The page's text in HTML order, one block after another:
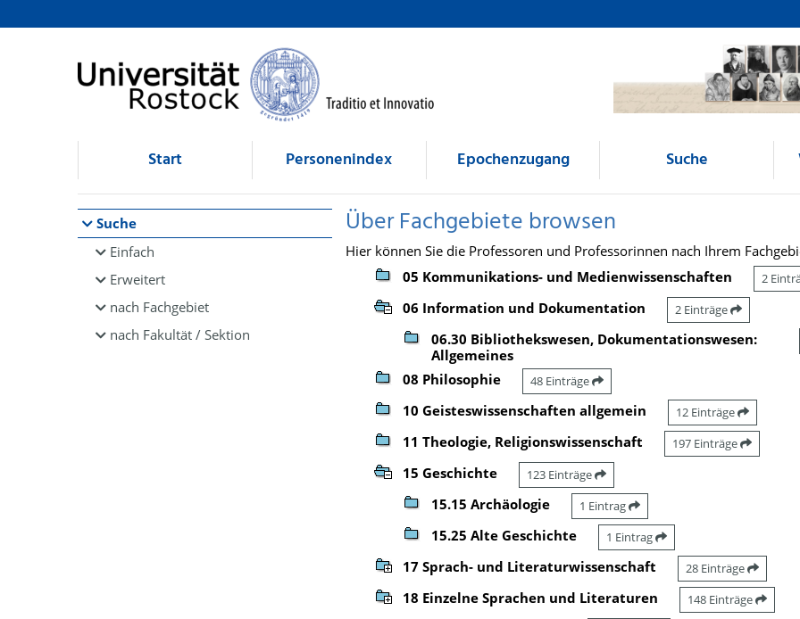
Browsen
direkt zum Inhalt
Start Personenindex Epochenzugang Suche
Suche
Einfach
Erweitert
nach Fachgebiet
nach Fakultät / Sektion
Über Fachgebiete browsen
Hier können Sie die Professoren und Professorinnen nach Ihrem
05 Kommunikations- und Medienwissenschaften
2
06 Information und Dokumentation 2 Einträge
06.30 Bibliothekswesen, Dokumentationswesen:
Allgemeines
08 Philosophie 48 Einträge
10 Geisteswissenschaften allgemein 12 Einträge
11 Theologie, Religionswissenschaft 197 Einträge
15 Geschichte 123 Einträge
15.15 Archäologie 1 Eintrag
15.25 Alte Geschichte 1 Eintrag
17 Sprach- und Literaturwissenschaft 28 Einträge
18 Einzelne Sprachen und Literaturen 148 Einträge